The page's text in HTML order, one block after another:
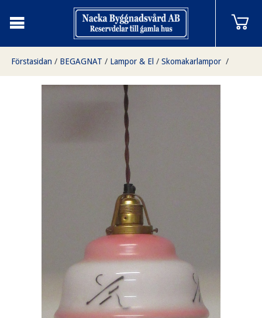
Förstasidan / BEGAGNAT / Lampor & El / Skomakarlampor /
Skomakarlampa mässing med unik skärm